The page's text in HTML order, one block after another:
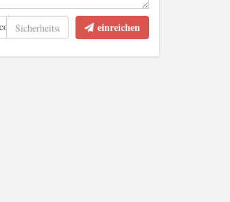
einreichen